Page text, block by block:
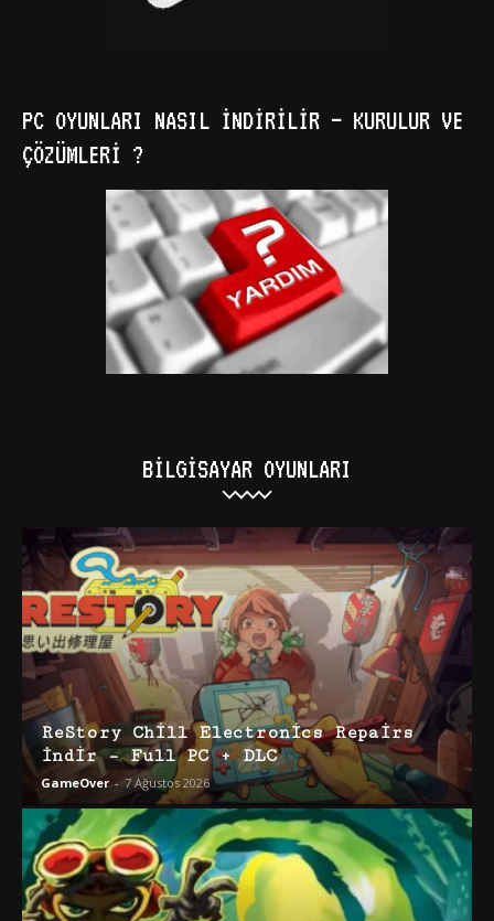
PC OYUNLARI NASIL İNDIRILIR – KURULUR VE
ÇÖZÜMLERI ?
BILGISAYAR OYUNLARI
ReStory Chill Electronics Repairs
İndir – Full PC + DLC
GameOver - 7 Ağustos 2026